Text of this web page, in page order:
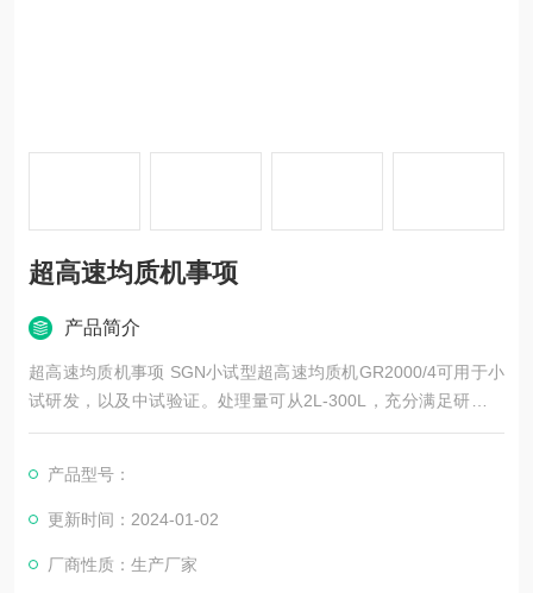
超高速均质机事项
产品简介
超高速均质机事项 SGN小试型超高速均质机GR2000/4可用于小
试研发，以及中试验证。处理量可从2L-300L，充分满足研发的
需求和中试的验证。SGN乳化机设备都是线性放大，小试设备和
用。 目前，许多高校以及研究院从事研发研究，都在用SGN
的小型均质机，直接可以放在实验台上操作，简单高效。
产品型号：
更新时间：2024-01-02
厂商性质：生产厂家